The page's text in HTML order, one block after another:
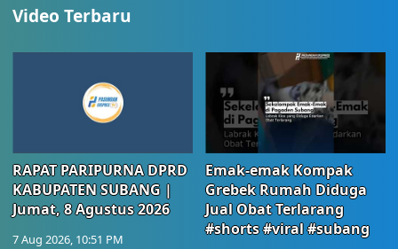
Video Terbaru
RAPAT PARIPURNA DPRD
KABUPATEN SUBANG |
Jumat, 8 Agustus 2026
7 Aug 2026, 10:51 PM
Emak-emak Kompak
Grebek Rumah Diduga
Jual Obat Terlarang
#shorts #viral #subang